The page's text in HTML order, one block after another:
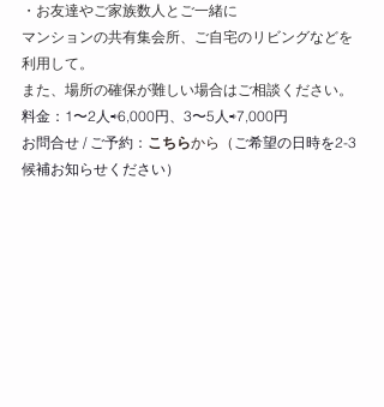
・お友達やご家族数人とご一緒に
マンションの共有集会所、ご自宅のリビングなどを
利用して。
また、場所の確保が難しい場合はご相談ください。
料金：1〜2人⇨6,000円、3〜5人⇨7,000円
お問合せ / ご予約： こちらから（ ご希望の日時を2-3
候補お知らせください）